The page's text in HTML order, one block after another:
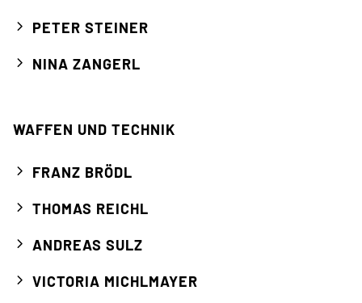
PETER STEINER
NINA ZANGERL
WAFFEN UND TECHNIK
FRANZ BRÖDL
THOMAS REICHL
ANDREAS SULZ
VICTORIA MICHLMAYER